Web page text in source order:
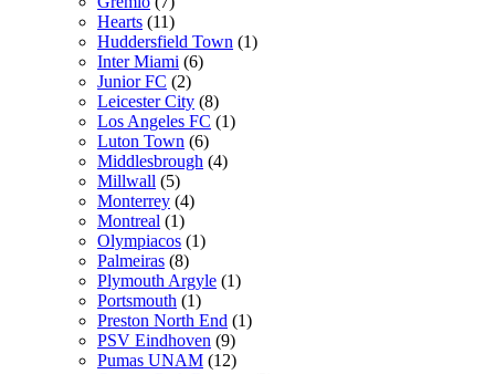
Hearts (11)
Huddersfield Town (1)
Inter Miami (6)
Junior FC (2)
Leicester City (8)
Los Angeles FC (1)
Luton Town (6)
Middlesbrough (4)
Millwall (5)
Monterrey (4)
Montreal (1)
Olympiacos (1)
Palmeiras (8)
Plymouth Argyle (1)
Portsmouth (1)
Preston North End (1)
PSV Eindhoven (9)
Pumas UNAM (12)